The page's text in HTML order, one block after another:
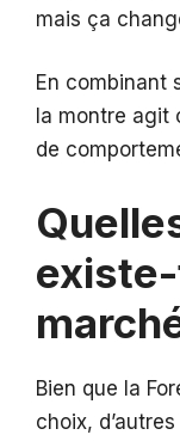
mais ça
En combinant
la montre agit
de
Bien que la
choix,